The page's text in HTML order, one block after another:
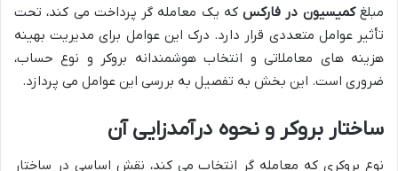
مبلغکمیسیون در فارکسکه یک معامله گر پرداخت می کند، تحت
تأثیر عوامل متعددی قرار دارد. درک این عوامل برای مدیریت بهینه
هزینه های معاملاتی و انتخاب هوشمندانه بروکر و نوع حساب،
ضروری است. این بخش به تفصیل به بررسی این عوامل می پردازد.
ساختار بروکر و نحوه درآمدزایی آن
نوع بروکری که معامله گر انتخاب می کند، نقش اساسی در ساختار